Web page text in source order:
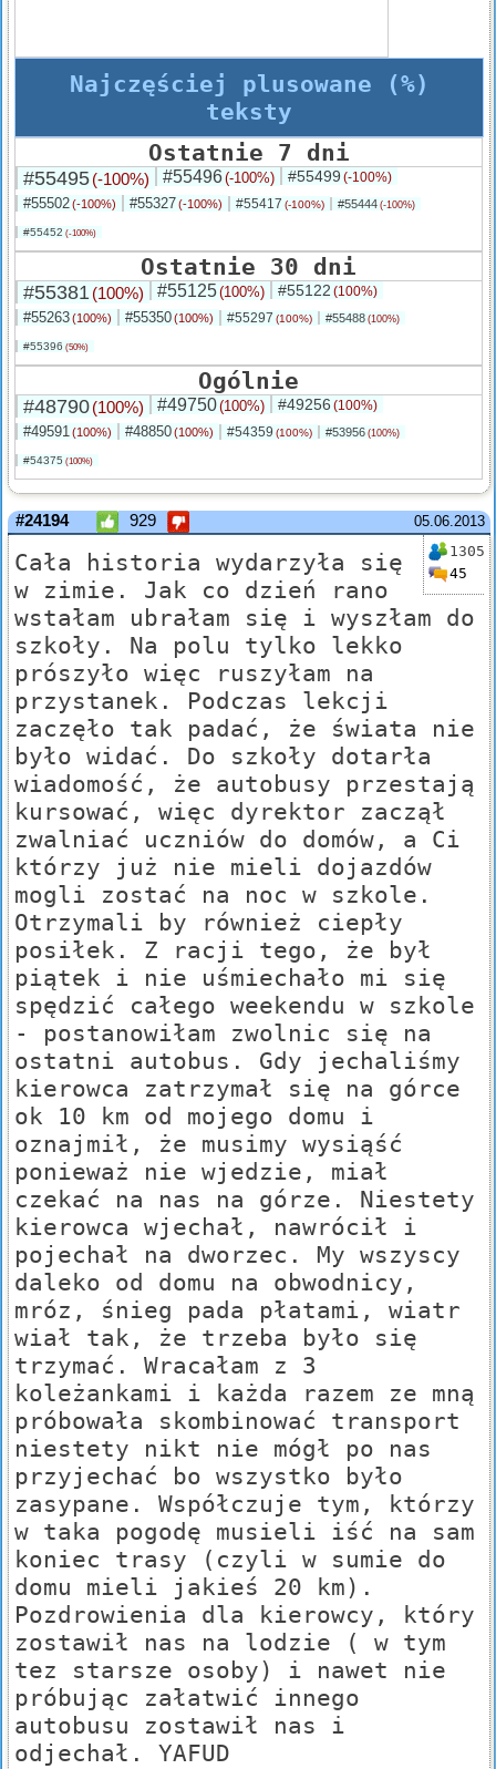
Najczęściej plusowane (%)
teksty
Ostatnie 7 dni
#55495(-100%) #55496(-100%) #55499 (-100%)
#55502(-100%) #55327(-100%) #55417 (-100%) #55444 (-100%)
#55452 (-100%)
Ostatnie 30 dni
#55381(100%) #55125(100%) #55122 (100%)
#55263(100%) #55350(100%) #55297 (100%) #55488 (100%)
#55396 (50%)
Ogólnie
#48790(100%) #49750(100%) #49256 (100%)
#49591(100%) #48850(100%) #54359 (100%) #53956 (100%)
#54375 (100%)
05.06.2013
#24194 929
1305
45
Cała historia wydarzyła się
w zimie. Jak co dzień rano
wstałam ubrałam się i wyszłam do
szkoły. Na polu tylko lekko
prószyło więc ruszyłam na
przystanek. Podczas lekcji
zaczęło tak padać, że świata nie
było widać. Do szkoły dotarła
wiadomość, że autobusy przestają
kursować, więc dyrektor zaczął
zwalniać uczniów do domów, a Ci
którzy już nie mieli dojazdów
mogli zostać na noc w szkole.
Otrzymali by również ciepły
posiłek. Z racji tego, że był
piątek i nie uśmiechało mi się
spędzić całego weekendu w szkole
- postanowiłam zwolnic się na
ostatni autobus. Gdy jechaliśmy
kierowca zatrzymał się na górce
ok 10 km od mojego domu i
oznajmił, że musimy wysiąść
ponieważ nie wjedzie, miał
czekać na nas na górze. Niestety
kierowca wjechał, nawrócił i
pojechał na dworzec. My wszyscy
daleko od domu na obwodnicy,
mróz, śnieg pada płatami, wiatr
wiał tak, że trzeba było się
trzymać. Wracałam z 3
koleżankami i każda razem ze mną
próbowała skombinować transport
niestety nikt nie mógł po nas
przyjechać bo wszystko było
zasypane. Współczuje tym, którzy
w taka pogodę musieli iść na sam
koniec trasy (czyli w sumie do
domu mieli jakieś 20 km).
Pozdrowienia dla kierowcy, który
zostawił nas na lodzie ( w tym
tez starsze osoby) i nawet nie
próbując załatwić innego
autobusu zostawił nas i
odjechał. YAFUD